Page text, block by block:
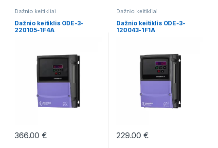
Dažnio keitikliai
Dažnio keitiklis ODE-3-
220105-1F4A
366.00€
Dažnio keitikliai
Dažnio keitiklis ODE-3-
120043-1F1A
229.00€